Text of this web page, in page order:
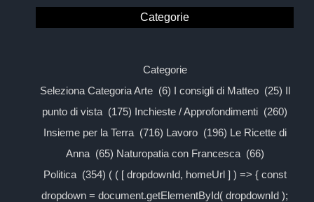
Categorie
Categorie
Seleziona Categoria Arte (6) I consigli di Matteo (25) Il
punto di vista (175) Inchieste / Approfondimenti (260)
Insieme per la Terra (716) Lavoro (196) Le Ricette di
Anna (65) Naturopatia con Francesca (66)
Politica (354) ( ( [ dropdownId, homeUrl ] ) => { const
dropdown = document.getElementById( dropdownId );